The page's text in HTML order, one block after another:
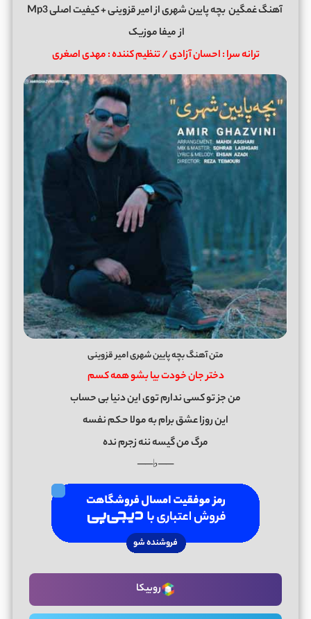
آهنگ غمگینبچه پایین شهریازامیر قزوینی
+ کیفیت اصلی Mp3
ازمیفا موزیک
ترانه سرا : احسان آزادی / تنظیم کننده : مهدی اصغری
متن آهنگ بچه پایین شهری امیر قزوینی
دختر جان خودت بیا بشو همه کسم
من جز تو کسی ندارم توی این دنیا بی حساب
این روزا عشق برام به مولا حکم نفسه
مرگ من گیسه ننه زجرم نده
──♭──
روبیکا